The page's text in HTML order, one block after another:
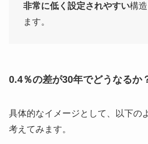
非常に低く設定されやすい構
ます。
0.4％の差が30年でどうなるか
具体的なイメージとして、以下の
考えてみます。